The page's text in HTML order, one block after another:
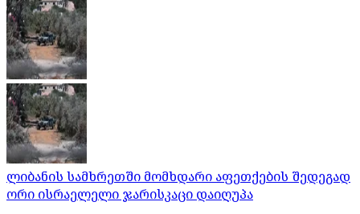
ლიბანის სამხრეთში მომხდარი აფეთქების შედეგად
ორი ისრაელელი ჯარისკაცი დაიღუპა